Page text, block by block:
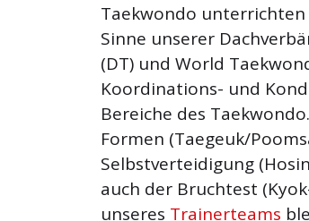
Taekwondo
Sinne unserer
(DT) und World
Koordinations- und
Bereiche des
Formen (Taegeuk/
Selbstverteidigung
auch der Bruchtest
unseres Trainerteams